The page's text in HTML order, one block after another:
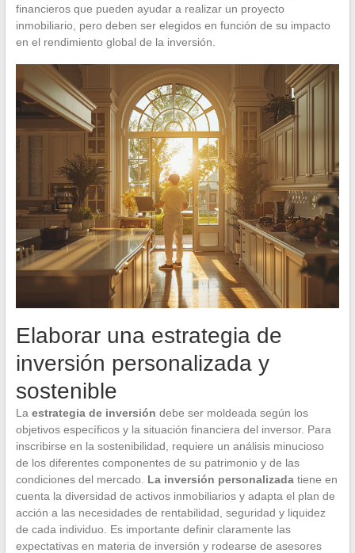
financieros que pueden ayudar a realizar un proyecto
inmobiliario, pero deben ser elegidos en función de su impacto
en el rendimiento global de la inversión.
Elaborar una estrategia de
inversión personalizada y
sostenible
La estrategia de inversión debe ser moldeada según los
objetivos específicos y la situación financiera del inversor. Para
inscribirse en la sostenibilidad, requiere un análisis minucioso
de los diferentes componentes de su patrimonio y de las
condiciones del mercado. La inversión personalizadatiene en
cuenta la diversidad de activos inmobiliarios y adapta el plan de
acción a las necesidades de rentabilidad, seguridad y liquidez
de cada individuo. Es importante definir claramente las
expectativas en materia de inversión y rodearse de asesores